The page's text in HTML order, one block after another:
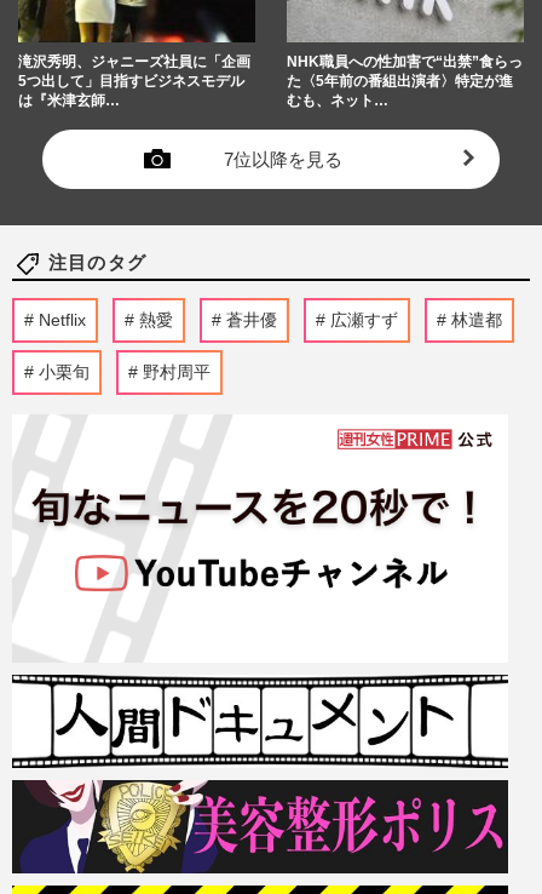
滝沢秀明、ジャニーズ社員に「企画
5つ出して」目指すビジネスモデル
は『米津玄師…
NHK職員への性加害で“出禁”食らっ
た〈5年前の番組出演者〉特定が進
むも、ネット…
7位以降を見る
注目のタグ
Netflix 熱愛 蒼井優 広瀬すず 林遣都
小栗旬 野村周平